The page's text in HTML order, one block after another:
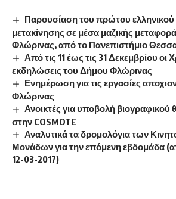
Παρουσίαση του πρώτου
μετακίνησης σε μέσα μαζικής
Φλώρινας, από το Πανεπιστήμιο
Από τις 11 έως τις 31 Δεκεμβρίου οι
εκδηλώσεις του Δήμου Φλώρινας
Ενημέρωση για τις εργασίες
Φλώρινας
Ανοικτές για υποβολή βιογραφικού
στην COSMOTE
Αναλυτικά τα δρομολόγια των
Μονάδων για την επόμενη εβδομάδα
12-03-2017)